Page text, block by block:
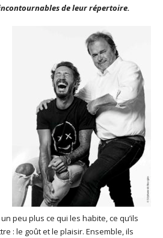
de leur répertoire.
peu plus ce qui les habite, ce qu’ils
: le goût et le plaisir. Ensemble, ils